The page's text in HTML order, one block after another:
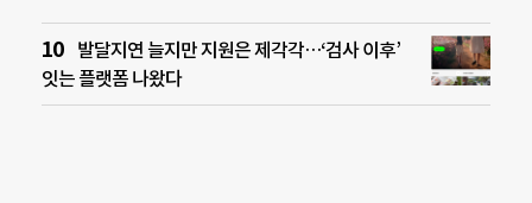
발달지연 늘지만 지원은 제각각…‘검사 이후’
잇는 플랫폼 나왔다